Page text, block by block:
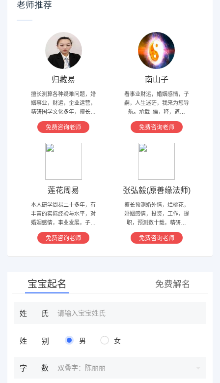
老师推荐
归藏易
擅长测算各种疑难问题，婚
姻事业，财运，企业运营，
精研国学文化多年，擅长归
藏易，盲派占卜，太乙，河
洛卦，紫薇，奇门遁甲等多
免费咨询老师
南山子
看事业财运，婚姻感情，子
嗣，人生迷茫，我来为您导
航。承载 .儒，释，道文
化，研究易经多年，精通八
字，六爻，奇门遁甲。
免费咨询老师
莲花周易
本人研学周易二十多年，有
丰富的实际经验与水平，对
婚姻感情，事业发展，子嗣
香火等方面指引慈航 ，现
在预测指导擅长紫微星斗，
导方案，欢迎有缘人。
免费咨询老师
张弘毅(原善缘法师)
擅长预测婚外情，烂桃花，
婚姻感情，投资，工作，提
职，预测数十载，精研国
学，擅长铁板、太乙，一掌
经，八宫连山易，盲派八字
免费咨询老师
宝宝起名 免费解名
姓氏
姓别 男 女
字数 双叠字：陈丽丽